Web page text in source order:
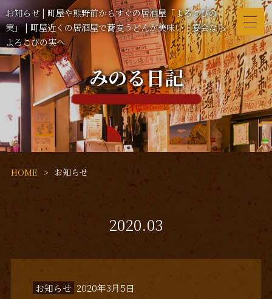
お知らせ | 町屋や熊野前からすぐの居酒屋「よろこびの
実」 | 町屋近くの居酒屋で蕎麦うどんが美味い！宴会なら
よろこびの実へ
みのる日記
HOME お知らせ
2020.03
お知らせ 2020年3月5日